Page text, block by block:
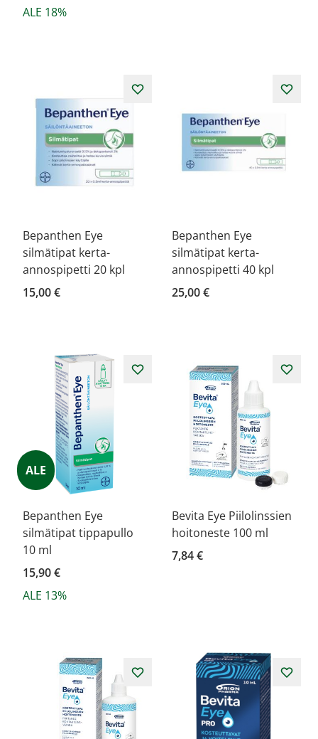
ALE 18%
Bepanthen Eye
silmätipat kerta-
annospipetti 20 kpl
15,00 €
Bepanthen Eye
silmätipat kerta-
annospipetti 40 kpl
25,00 €
ALE
Bepanthen Eye
silmätipat tippapullo
10 ml
15,90 €
ALE 13%
Bevita Eye Piilolinssien
hoitoneste 100 ml
7,84 €